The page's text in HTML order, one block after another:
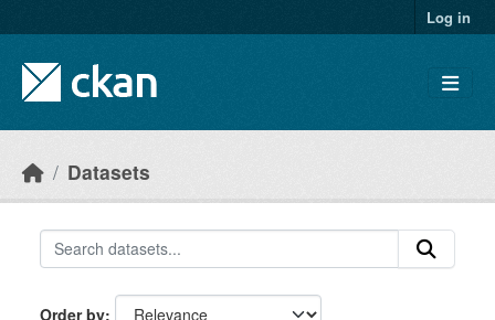
Log in
Datasets
Order by